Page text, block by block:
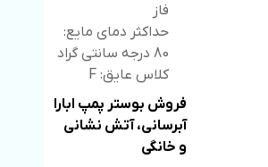
فاز
حداکثر دمای مایع:
80 درجه سانتی گراد
کلاس عایق: F
فروش بوستر پمپ ابارا
آبرسانی، آتش نشانی
و خانگی